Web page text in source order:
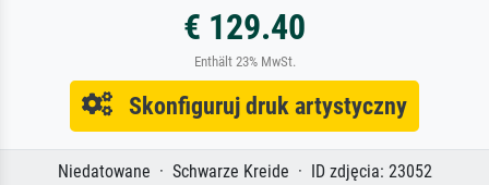
€ 129.40
Enthält 23% MwSt.
Skonfiguruj druk artystyczny
Niedatowane · Schwarze Kreide · ID zdjęcia: 23052